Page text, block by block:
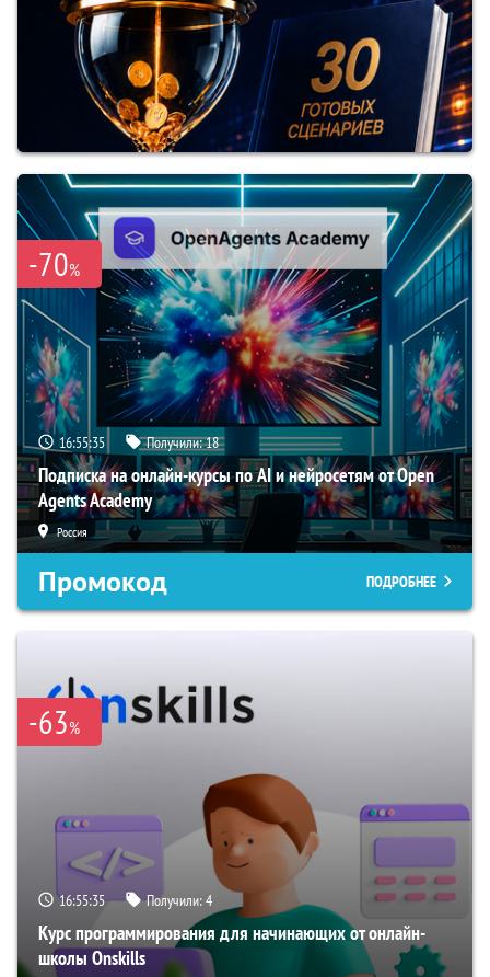
-70%
16:55:34 Получили:18
Подписка на онлайн-курсы по AI и нейросетям от Open
Agents Academy
Россия
Промокод ПОДРОБНЕЕ
-63%
16:55:34 Получили:4
Курс программирования для начинающих от онлайн-
школы Onskills